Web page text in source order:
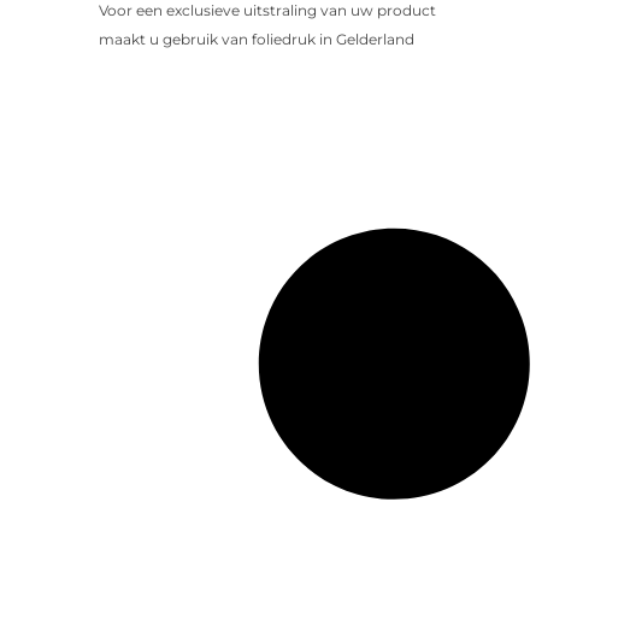
Voor een exclusieve uitstraling van uw product
maakt u gebruik van foliedruk in Gelderland